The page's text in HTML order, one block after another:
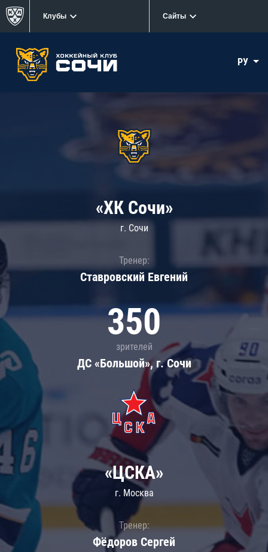
Клубы Сайты
РУ
«ХК Сочи»
г. Сочи
Тренер:
Ставровский Евгений
350
зрителей
ДС «Большой», г. Сочи
«ЦСКА»
г. Москва
Тренер:
Фёдоров Сергей